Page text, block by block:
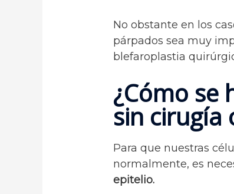
No obstante en los
párpados sea muy
blefaroplastia
¿Cómo se
sin cirugía
Para que nuestras
normalmente, es
epitelio.